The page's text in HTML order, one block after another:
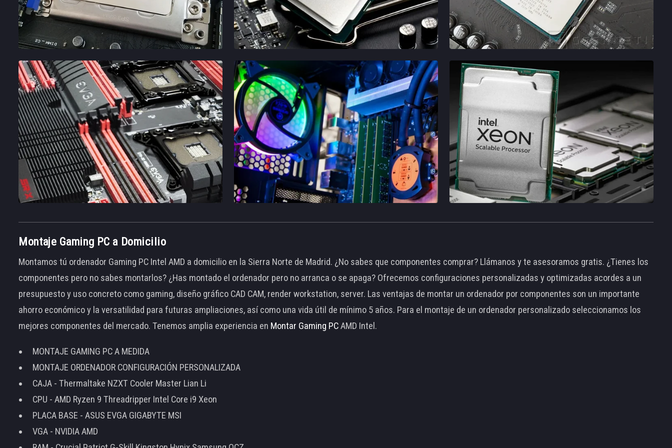
Montaje Gaming PC a Domicilio
Montamos tú ordenador Gaming PC Intel AMD a domicilio en la Sierra Norte de Madrid. ¿No sabes que componentes comprar? Llámanos y te asesoramos gratis. ¿Tienes los
componentes pero no sabes montarlos? ¿Has montado el ordenador pero no arranca o se apaga? Ofrecemos configuraciones personalizadas y optimizadas acordes a un
presupuesto y uso concreto como gaming, diseño gráfico CAD CAM, render workstation, server. Las ventajas de montar un ordenador por componentes son un importante
ahorro económico y la versatilidad para futuras ampliaciones, así como una vida útil de mínimo 5 años. Para el montaje de un ordenador personalizado seleccionamos los
mejores componentes del mercado. Tenemos amplia experiencia en Montar Gaming PCAMD Intel.
MONTAJE GAMING PC A MEDIDA
MONTAJE ORDENADOR CONFIGURACIÓN PERSONALIZADA
CAJA - Thermaltake NZXT Cooler Master Lian Li
CPU - AMD Ryzen 9 Threadripper Intel Core i9 Xeon
PLACA BASE - ASUS EVGA GIGABYTE MSI
VGA - NVIDIA AMD